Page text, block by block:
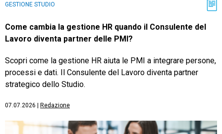
GESTIONE STUDIO
Come cambia la gestione HR quando il Consulente del
Lavoro diventa partner delle PMI?
Scopri come la gestione HR aiuta le PMI a integrare persone,
processi e dati. Il Consulente del Lavoro diventa partner
strategico dello Studio.
07.07.2026 Redazione